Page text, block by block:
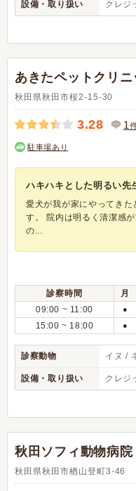
設備・取り扱い クレジ
あきたペットクリニ
秋田県秋田市桜2-15-30
3.28 1
駐車場あり
ハキハキとした明るい先
愛犬が我が家にやってきた
す。 院内は明るく清潔感
の...
診察時間 月
09:00 ~ 11:00
●
15:00 ~ 18:00 ●
診察動物 イヌ /
設備・取り扱い クレジ
秋田ソフィ動物病院
秋田県秋田市楢山登町3-46